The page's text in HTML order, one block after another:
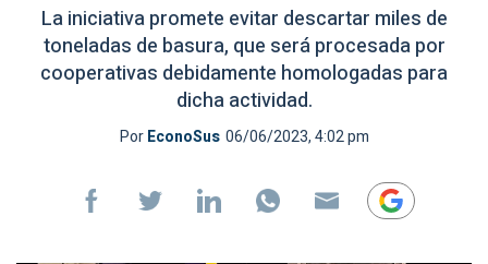
La iniciativa promete evitar descartar miles de
toneladas de basura, que será procesada por
cooperativas debidamente homologadas para
dicha actividad.
PorEconoSus 06/06/2023, 4:02 pm